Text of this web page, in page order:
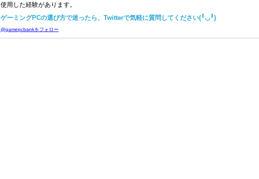
使用した経験があります。
ゲーミングPCの選び方で迷ったら、Twitterで気軽に質問してください(╹◡╹)
@gamepcbankをフォロー